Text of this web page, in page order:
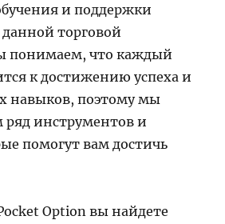
и поддержки
торговой
понимаем, что каждый
к достижению успеха и
навыков, поэтому мы
ряд инструментов и
помогут вам достичь
Option вы найдете